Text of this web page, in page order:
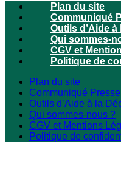
Plan du site
Communiqué
Outils d’Aide
Qui sommes-
CGV et
Politique de
Plan du site
Communiqué Presse
Outils d’Aide à la
Qui sommes-nous ?
CGV et Mentions
Politique de